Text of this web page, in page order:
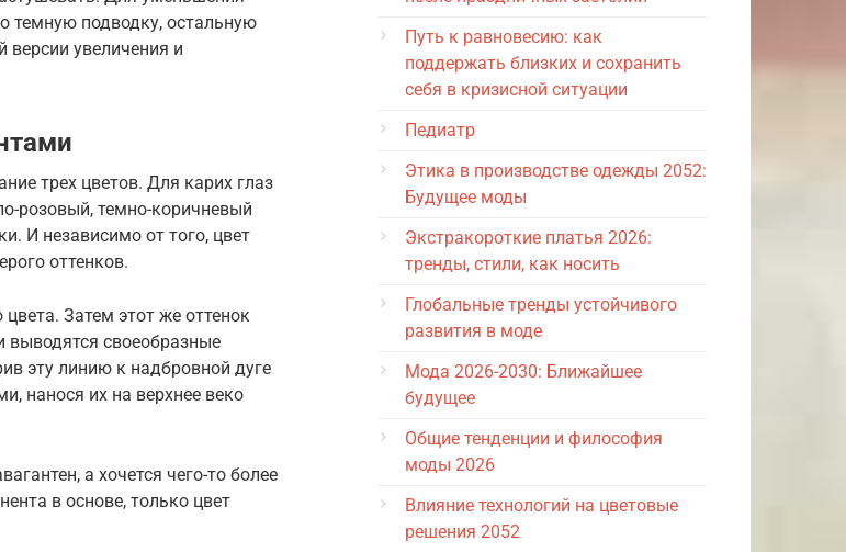
темную подводку, остальную
версии увеличения и
трех цветов. Для карих глаз
розовый, темно-коричневый
И независимо от того, цвет
оттенков.
Затем этот же оттенок
выводятся своеобразные
эту линию к надбровной дуге
нанося их на верхнее веко
а хочется чего-то более
в основе, только цвет
Путь к равновесию: как
поддержать близких и сохранить
себя в кризисной ситуации
Педиатр
Этика в производстве одежды 2052:
Будущее моды
Экстракороткие платья 2026:
тренды, стили, как носить
Глобальные тренды устойчивого
развития в моде
Мода 2026-2030: Ближайшее
будущее
Общие тенденции и философия
моды 2026
Влияние технологий на цветовые
решения 2052